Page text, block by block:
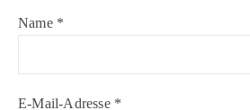
Name *
E-Mail-Adresse *